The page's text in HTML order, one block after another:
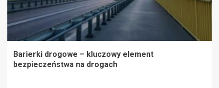
Barierki drogowe – kluczowy element
bezpieczeństwa na drogach